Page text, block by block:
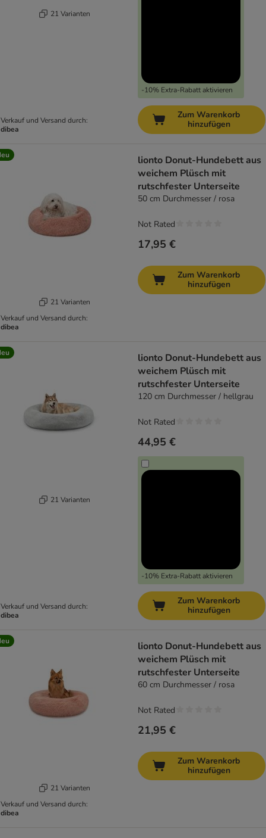
21 Varianten
Verkauf und Versand durch:
dibea
-10% Extra-Rabatt aktivieren
Zum Warenkorb
hinzufügen
21 Varianten
Verkauf und Versand durch:
dibea
lionto Donut-Hundebett aus
weichem Plüsch mit
rutschfester Unterseite
50 cm Durchmesser / rosa
17,95 €
Not Rated
Zum Warenkorb
hinzufügen
21 Varianten
Verkauf und Versand durch:
dibea
lionto Donut-Hundebett aus
weichem Plüsch mit
rutschfester Unterseite
120 cm Durchmesser / hellgrau
44,95 €
-10% Extra-Rabatt aktivieren
Not Rated
Zum Warenkorb
hinzufügen
21 Varianten
Verkauf und Versand durch:
dibea
lionto Donut-Hundebett aus
weichem Plüsch mit
rutschfester Unterseite
60 cm Durchmesser / rosa
21,95 €
Not Rated
Zum Warenkorb
hinzufügen